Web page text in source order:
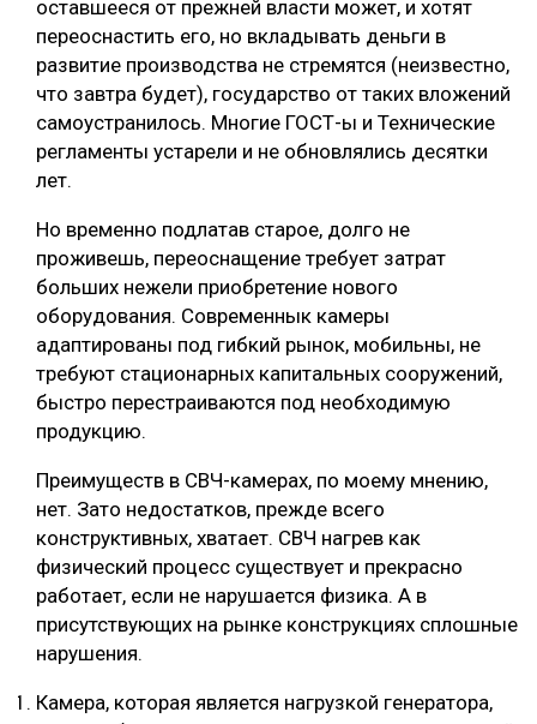
оставшееся от прежней власти может, и хотят
переоснастить его, но вкладывать деньги в
развитие производства не стремятся (неизвестно,
что завтра будет), государство от таких вложений
самоустранилось. Многие ГОСТ-ы и Технические
регламенты устарели и не обновлялись десятки
лет.
Но временно подлатав старое, долго не
проживешь, переоснащение требует затрат
больших нежели приобретение нового
оборудования. Современнык камеры
адаптированы под гибкий рынок, мобильны, не
требуют стационарных капитальных сооружений,
быстро перестраиваются под необходимую
продукцию.
Преимуществ в СВЧ-камерах, по моему мнению,
нет. Зато недостатков, прежде всего
конструктивных, хватает. СВЧ нагрев как
физический процесс существует и прекрасно
работает, если не нарушается физика. А в
присутствующих на рынке конструкциях сплошные
нарушения.
Камера, которая является нагрузкой генератора,